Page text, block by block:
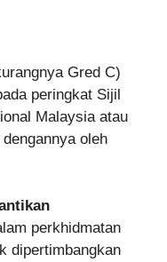
Gred C)
peringkat Sijil
Malaysia atau
oleh
perkhidmatan
dipertimbangkan